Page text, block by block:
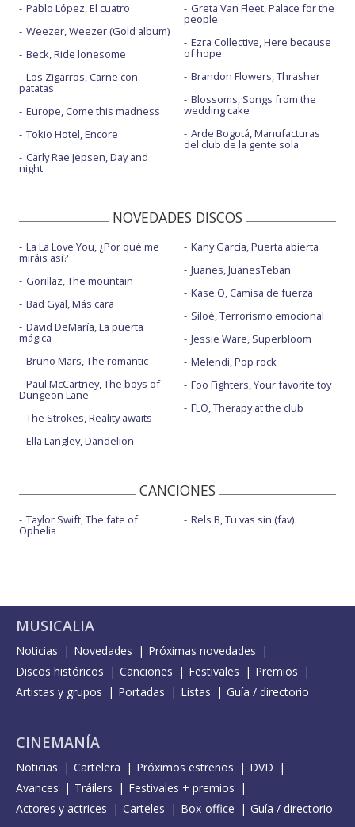
Pablo López, El cuatro
Weezer, Weezer (Gold album)
Beck, Ride lonesome
Los Zigarros, Carne con
patatas
Europe, Come this madness
Tokio Hotel, Encore
Carly Rae Jepsen, Day and
night
Greta Van Fleet, Palace for the
people
Ezra Collective, Here because
of hope
Brandon Flowers, Thrasher
Blossoms, Songs from the
wedding cake
Arde Bogotá, Manufacturas
del club de la gente sola
NOVEDADES DISCOS
La La Love You, ¿Por qué me
miráis así?
Gorillaz, The mountain
Bad Gyal, Más cara
David DeMaría, La puerta
mágica
Bruno Mars, The romantic
Paul McCartney, The boys of
Dungeon Lane
The Strokes, Reality awaits
Ella Langley, Dandelion
Kany García, Puerta abierta
Juanes, JuanesTeban
Kase.O, Camisa de fuerza
Siloé, Terrorismo emocional
Jessie Ware, Superbloom
Melendi, Pop rock
Foo Fighters, Your favorite toy
FLO, Therapy at the club
CANCIONES
Taylor Swift, The fate of
Ophelia
Rels B, Tu vas sin (fav)
MUSICALIA
Noticias Novedades
Próximas novedades
Discos históricos
Canciones Festivales
Premios
Artistas y grupos
Portadas Listas Guía / directorio
CINEMANÍA
Noticias Cartelera Próximos estrenos
DVD
Avances
Tráilers
Festivales + premios
Actores y actrices
Carteles Box-office Guía / directorio